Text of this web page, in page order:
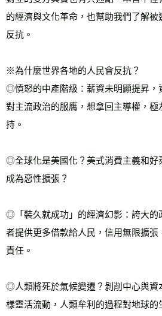
的經濟與文化革命，也幫助我們了解
反抗。
※為什麼世界各地的人民會反抗？
◎憤怒的中產階級：薪資未明顯提昇，
對主流政治的服膺，想拿回主導權，極
持。
◎全球化是美國化？美式消費主義和好
成為惡性擴張？
◎「裝久就成功」的經濟幻影：誇大的
者提供更多借款給人民，信用無限擴張
責任。
◎人類將死於氣候變遷？剝削中心與資
樣靈活流動，人類牟利的過程對地球的